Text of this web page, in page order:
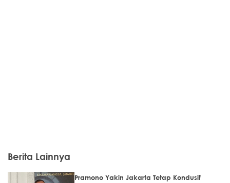
Berita Lainnya
Pramono Yakin Jakarta Tetap Kondusif